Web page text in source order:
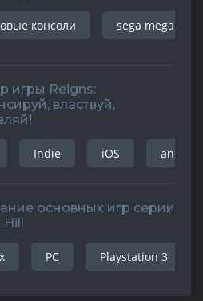
консоли sega mega
игры Reigns:
властвуй,
Indie iOS android
основных игр серии
Hill
PC Playstation 3